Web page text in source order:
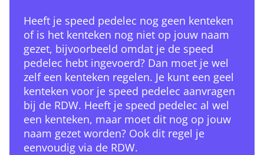
Heeft je speed pedelec nog geen kenteken
of is het kenteken nog niet op jouw naam
gezet, bijvoorbeeld omdat je de speed
pedelec hebt ingevoerd? Dan moet je wel
zelf een kenteken regelen. Je kunt een geel
kenteken voor je speed pedelec aanvragen
bij de RDW. Heeft je speed pedelec al wel
een kenteken, maar moet dit nog op jouw
naam gezet worden? Ook dit regel je
eenvoudig via de RDW.